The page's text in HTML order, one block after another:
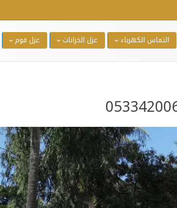
التماس الكهرباء عزل الخزانات عزل فوم